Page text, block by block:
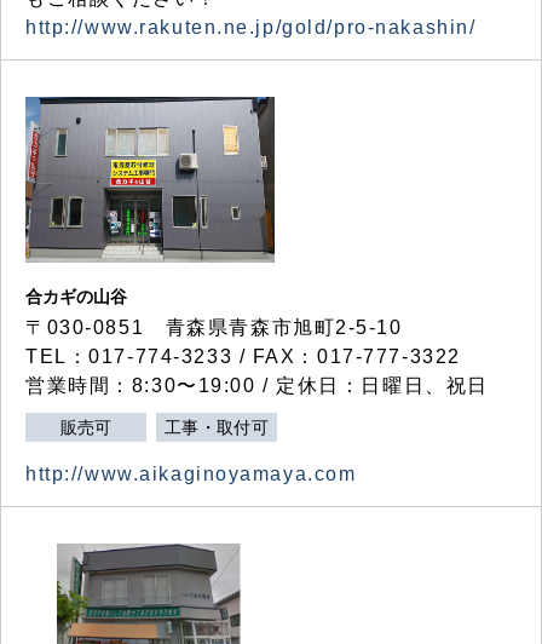
http://www.rakuten.ne.jp/gold/pro-nakashin/
合カギの山谷
〒030-0851 青森県青森市旭町2-5-10
TEL：017-774-3233 / FAX：017-777-3322
営業時間：8:30〜19:00 / 定休日：日曜日、祝日
販売可 工事・取付可
http://www.aikaginoyamaya.com